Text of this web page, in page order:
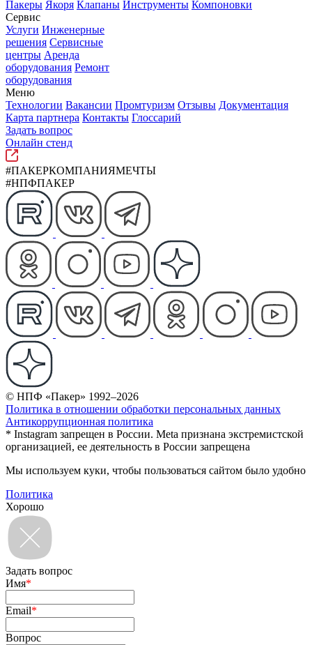
Пакеры Якоря Клапаны Инструменты Компоновки
Сервис
Услуги Инженерные
решения Сервисные
центры Аренда
оборудования Ремонт
оборудования
Меню
Технологии Вакансии Промтуризм Отзывы Документация
Карта партнера Контакты Глоссарий
Задать вопрос
Онлайн стенд
#ПАКЕРКОМПАНИЯМЕЧТЫ
#НПФПАКЕР
© НПФ «Пакер» 1992–2026
Политика в отношении обработки персональных данных
Антикоррупционная политика
* Instagram запрещен в России. Meta признана экстремистской
организацией, ее деятельность в России запрещена
Мы используем куки, чтобы пользоваться сайтом было удобно
Политика
Хорошо
Задать вопрос
Имя*
Email*
Вопрос